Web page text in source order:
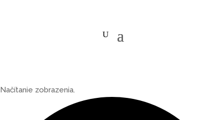
Načítanie zobrazenia.